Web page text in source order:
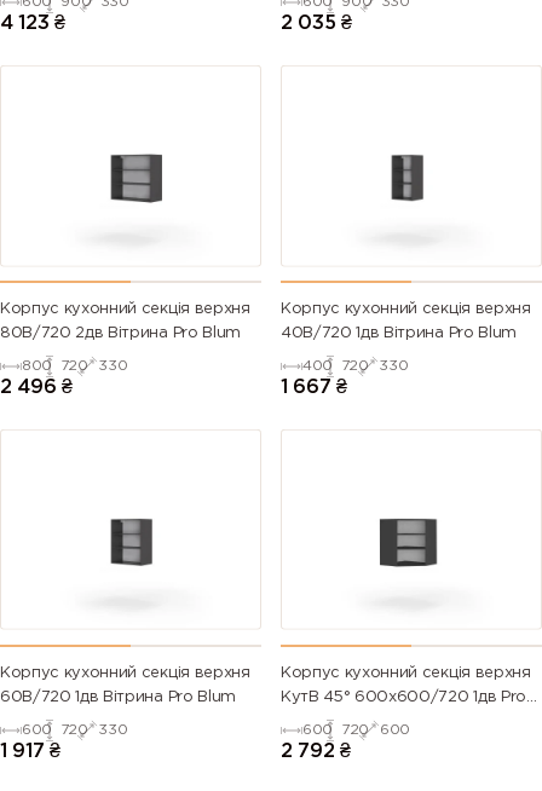
4 123 ₴ 2 035 ₴
Корпус кухонний секцiя верхня
80В/720 2дв Вітрина Pro Blum
800 720 330
2 496 ₴
Корпус кухонний секцiя верхня
40В/720 1дв Вітрина Pro Blum
400 720 330
1 667 ₴
Корпус кухонний секцiя верхня
60В/720 1дв Вітрина Pro Blum
600 720 330
1 917 ₴
Корпус кухонний секцiя верхня
КутВ 45° 600х600/720 1дв Pro
600 720 600
2 792 ₴